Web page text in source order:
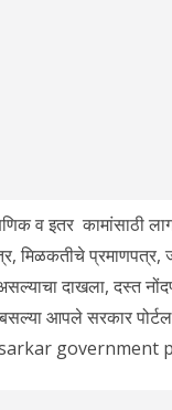
व इतर कामांसाठी
मिळकतीचे
दाखला, दस्त
आपले सरकार
government